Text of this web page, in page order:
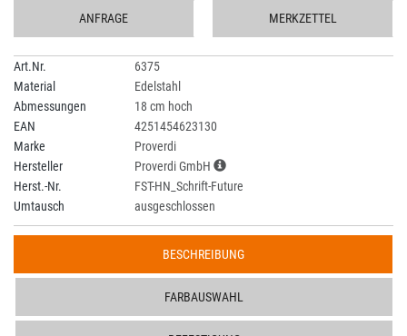
ANFRAGE MERKZETTEL
Art.Nr.
6375
Material
Edelstahl
Abmessungen
18 cm hoch
EAN
4251454623130
Marke
Proverdi
Hersteller
Proverdi GmbH
Herst.-Nr.
FST-HN_Schrift-Future
Umtausch
ausgeschlossen
BESCHREIBUNG
FARBAUSWAHL